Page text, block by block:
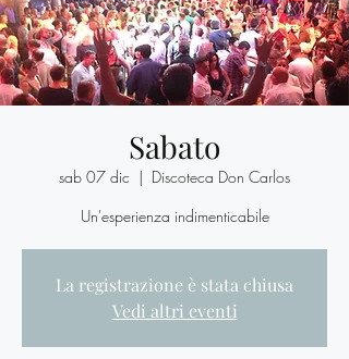
Sabato
sab 07 dic
  |
Discoteca Don Carlos
Un'esperienza indimenticabile
La registrazione è stata chiusa
Vedi altri eventi